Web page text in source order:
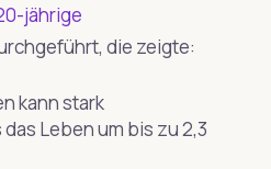
jährige
die zeigte:
kann stark
Leben um bis zu 2,3